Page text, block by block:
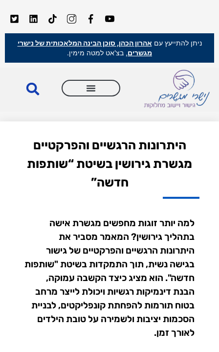
ניתן להתייעץ עם אהרון הכהן, סוכן הבינה המלאכותית של נישרי
מגשרים, בצ'אט למטה מימין.
היתרונות הרגשיים והפרקטיים
מגשרת גירושין בשיטת “שותפות
חדשה”
למה יותר זוגות מחפשים מגשרת אישה
בתהליך גירושין? המאמר מסביר את
היתרונות הרגשיים והפרקטיים של גישור
בגישה נשית, תוך התמקדות בשיטת "שותפות
חדשה". הוא מציג כיצד הקשבה עמוקה,
הבנת דינמיקות רגשיות ויכולת לייצר מרחב
בטוח תורמות להפחתת קונפליקטים, לבניית
הסכמות יציבות ולשמירה על טובת הילדים
לאורך זמן.